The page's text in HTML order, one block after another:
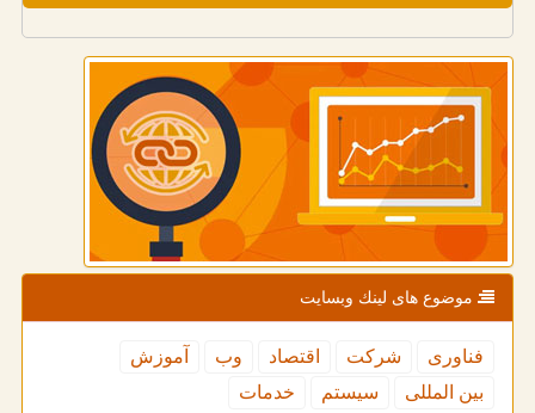
موضوع های لینك وبسایت
فناوری شركت اقتصاد وب
آموزش
بین المللی
سیستم خدمات